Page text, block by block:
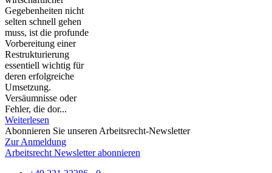
Gegebenheiten nicht
selten schnell gehen
muss, ist die profunde
Vorbereitung einer
Restrukturierung
essentiell wichtig für
deren erfolgreiche
Umsetzung.
Versäumnisse oder
Fehler, die dor...
Weiterlesen
Abonnieren Sie unseren Arbeitsrecht-Newsletter
Zur Anmeldung
Arbeitsrecht Newsletter abonnieren